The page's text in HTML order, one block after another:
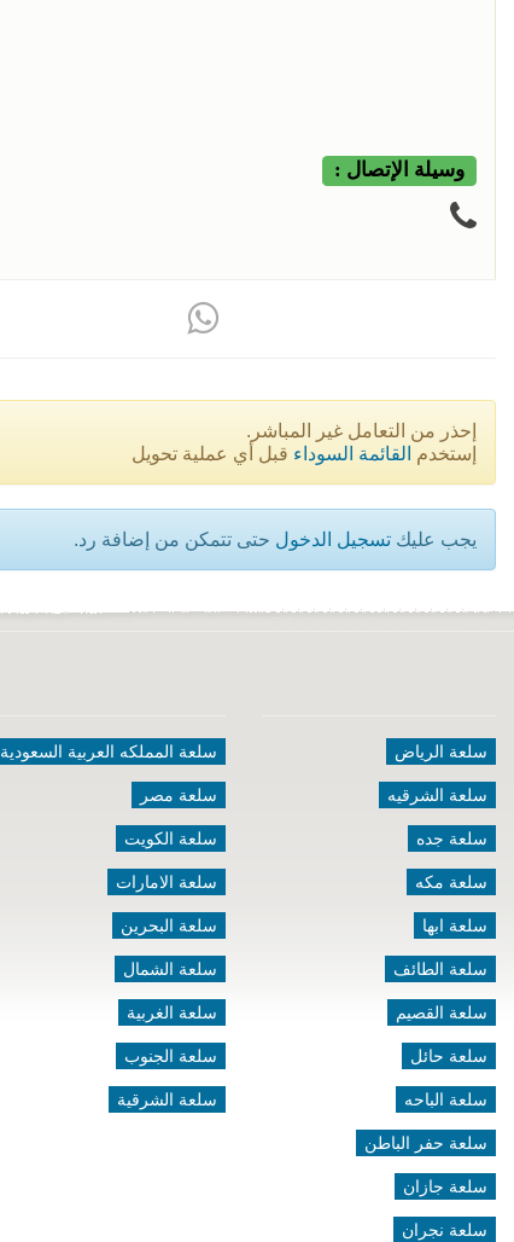
وسيلة الإتصال :
إحذر من التعامل غير المباشر.
إستخدم القائمة السوداء قبل أي عملية تحويل
يجب عليك تسجيل الدخول حتى تتمكن من إضافة رد.
سلعة الرياض
سلعة الشرقيه
سلعة جده
سلعة مكه
سلعة ابها
سلعة الطائف
سلعة القصيم
سلعة حائل
سلعة الباحه
سلعة حفر الباطن
سلعة جازان
سلعة نجران
سلعة المملكه العربية السعودية
سلعة مصر
سلعة الكويت
سلعة الامارات
سلعة البحرين
سلعة الشمال
سلعة الغربية
سلعة الجنوب
سلعة الشرقية